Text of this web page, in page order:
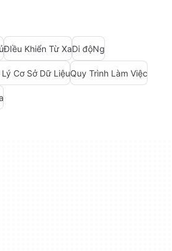
ĐIều Khiển Từ XaDi độNg
Lý Cơ Sở Dữ LiệuQuy Trình Làm Việc